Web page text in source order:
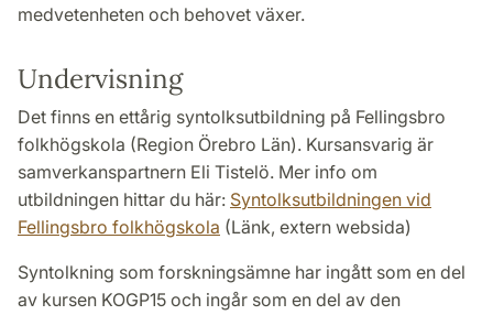
medvetenheten och behovet växer.
Undervisning
Det finns en ettårig syntolksutbildning på Fellingsbro
folkhögskola (Region Örebro Län). Kursansvarig är
samverkanspartnern Eli Tistelö. Mer info om
utbildningen hittar du här: Syntolksutbildningen vid
Fellingsbro folkhögskola (Länk, extern websida)
Syntolkning som forskningsämne har ingått som en del
av kursen KOGP15 och ingår som en del av den